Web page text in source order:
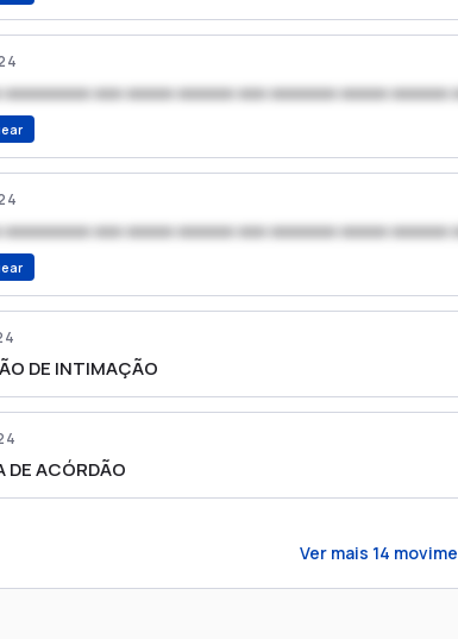
xxx xxxxx xxxxxx xxx xxxxxxx xxxxx xxxxxx
xxx xxxxx xxxxxx xxx xxxxxxx xxxxx xxxxxx
DE INTIMAÇÃO
DE ACÓRDÃO
Ver mais 14